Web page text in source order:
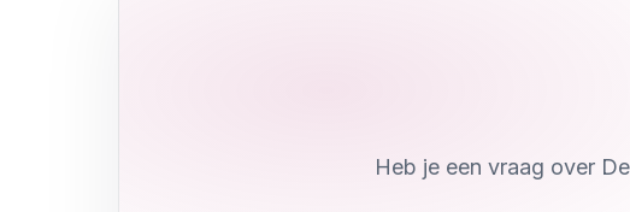
Heb je een vraag over